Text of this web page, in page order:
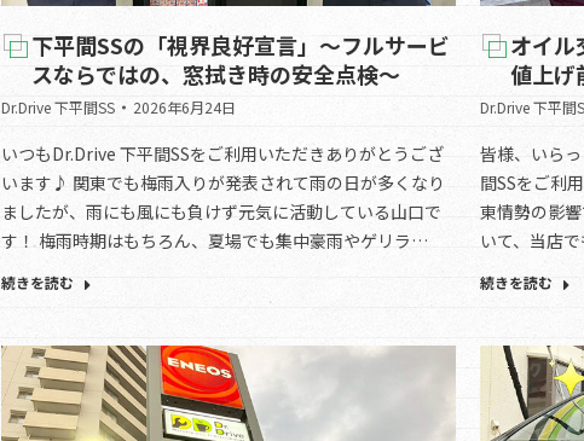
下平間SSの「視界良好宣言」～フルサービ
スならではの、窓拭き時の安全点検～
Dr.Drive 下平間SS 2026年6月24日
いつもDr.Drive 下平間SSをご利用いただきありがとうござ
います♪ 関東でも梅雨入りが発表されて雨の日が多くなり
ましたが、雨にも風にも負けず元気に活動している山口で
す！ 梅雨時期はもちろん、夏場でも集中豪雨やゲリラ…
続きを読む
オイル
値上げ
Dr.Drive 下平間
皆様、いら
間SSをご利
東情勢の影
いて、当店
続きを読む